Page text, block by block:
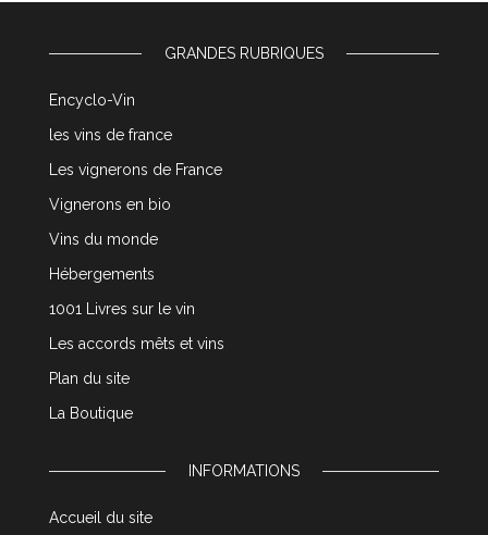
GRANDES RUBRIQUES
Encyclo-Vin
les vins de france
Les vignerons de France
Vignerons en bio
Vins du monde
Hébergements
1001 Livres sur le vin
Les accords mêts et vins
Plan du site
La Boutique
INFORMATIONS
Accueil du site